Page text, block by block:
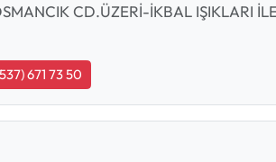
CD.ÜZERİ-İKBAL IŞIKLARI
671 73 50